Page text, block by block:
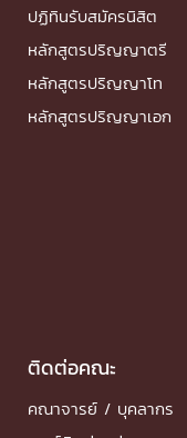
ปฏิทินรับสมัครนิสิต
หลักสูตรปริญญาตรี
หลักสูตรปริญญาโท
หลักสูตรปริญญาเอก
ติดต่อคณะ
คณาจารย์ / บุคลากร